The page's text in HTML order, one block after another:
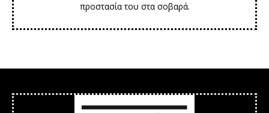
προστασία του στα σοβαρά.